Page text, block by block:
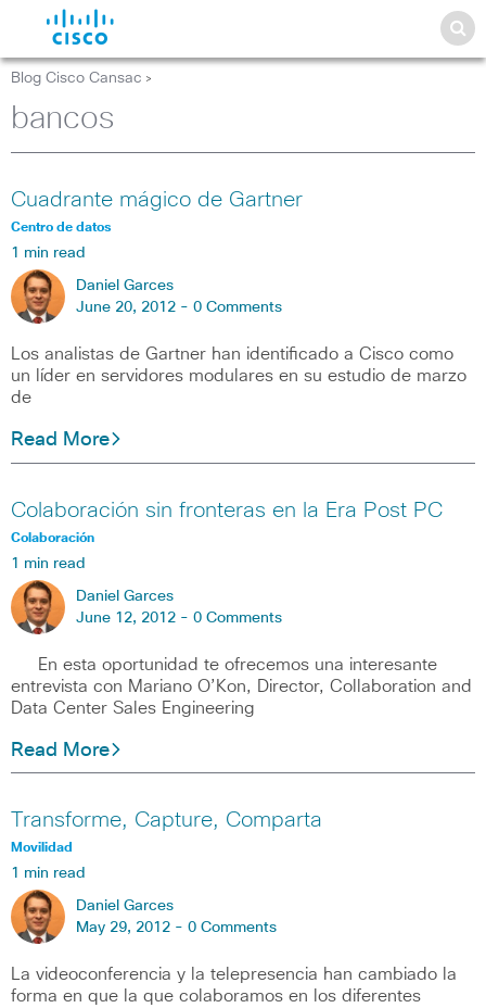
Blog Cisco Cansac >
bancos
Cuadrante mágico de Gartner
Centro de datos
1 min read
Daniel Garces
June 20, 2012 - 0 Comments
Los analistas de Gartner han identificado a Cisco como
un líder en servidores modulares en su estudio de marzo
de
Read More
Colaboración sin fronteras en la Era Post PC
Colaboración
1 min read
Daniel Garces
June 12, 2012 - 0 Comments
En esta oportunidad te ofrecemos una interesante
entrevista con Mariano O’Kon, Director, Collaboration and
Data Center Sales Engineering
Read More
Transforme, Capture, Comparta
Movilidad
1 min read
Daniel Garces
May 29, 2012 - 0 Comments
La videoconferencia y la telepresencia han cambiado la
forma en que la que colaboramos en los diferentes